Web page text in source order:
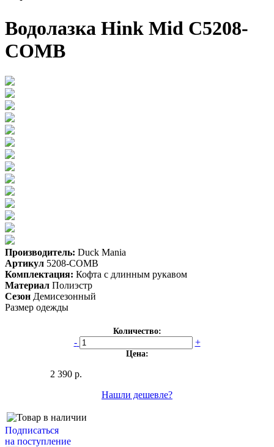
Водолазка Hink Mid C5208-
COMB
Производитель: Duck Mania
Артикул 5208-COMB
Комплектация: Кофта с длинным рукавом
Материал Полиэстр
Сезон Демисезонный
Размер одежды
Количество:
- +
Цена:
2 390 р.
Нашли дешевле?
Подписаться
на поступление